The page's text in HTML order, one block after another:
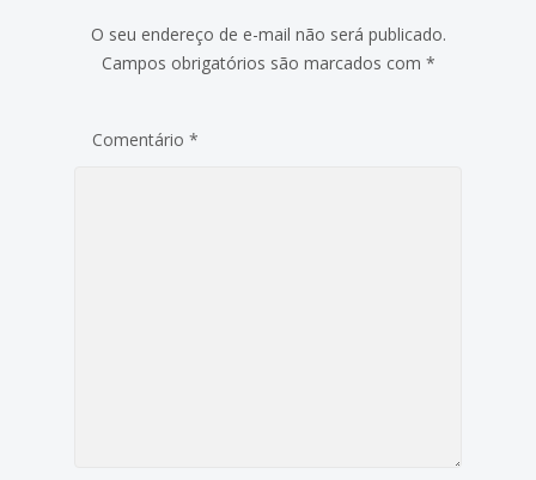
O seu endereço de e-mail não será publicado.
Campos obrigatórios são marcados com *
Comentário *